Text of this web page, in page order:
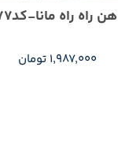
راه راه مانا-کد5177
1,987,000 تومان